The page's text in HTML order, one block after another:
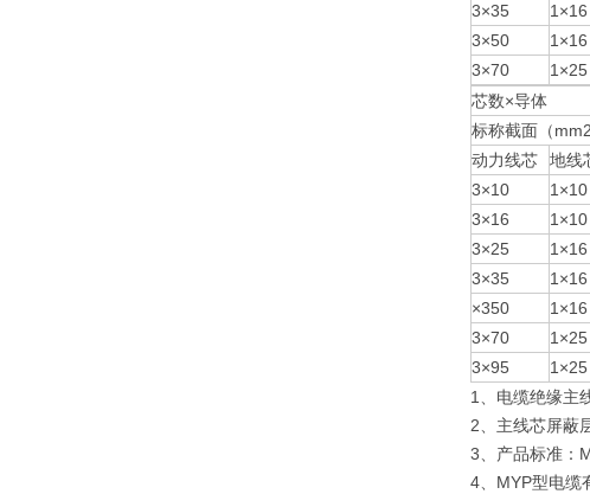
3×35
1×16
3×50
1×16
3×70
1×25
芯数×导体
标称截面（mm2
动力线芯
地线
3×10
1×10
3×16
1×10
3×25
1×16
3×35
1×16
×350
1×16
3×70
1×25
3×95
1×25
1、电缆绝缘主
2、主线芯屏蔽
3、产品标准：
4、MYP型电缆